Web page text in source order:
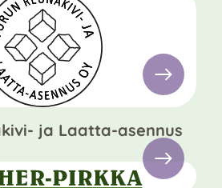
ja Laatta-asennus